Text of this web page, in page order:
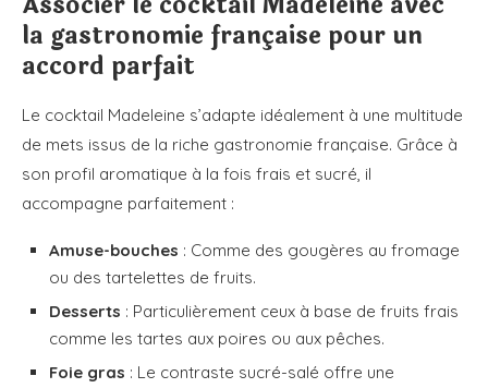
la gastronomie française pour un
accord parfait
Le cocktail Madeleine s’adapte idéalement à une multitude
de mets issus de la riche gastronomie française. Grâce à
son profil aromatique à la fois frais et sucré, il
accompagne parfaitement :
Amuse-bouches : Comme des gougères au fromage
ou des tartelettes de fruits.
Desserts : Particulièrement ceux à base de fruits frais
comme les tartes aux poires ou aux pêches.
Foie gras : Le contraste sucré-salé offre une